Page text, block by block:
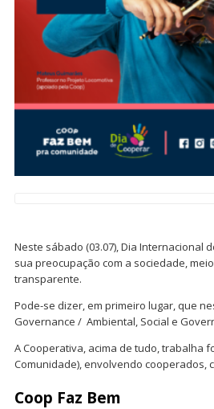
Neste sábado (03.07), Dia Internacional
sua preocupação com a sociedade,
transparente.
Pode-se dizer, em primeiro lugar, que
Governance / Ambiental, Social e
A Cooperativa, acima de tudo, trabalha
Comunidade), envolvendo cooperados,
Coop Faz Bem